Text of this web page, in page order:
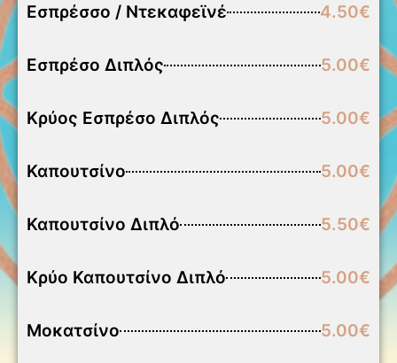
Εσπρέσσο / Ντεκαφεϊνέ 4.50€
Εσπρέσο Διπλός 5.00€
Κρύος Εσπρέσο Διπλός 5.00€
Καπουτσίνο 5.00€
Καπουτσίνο Διπλό 5.50€
Κρύο Καπουτσίνο Διπλό 5.00€
Μοκατσίνο 5.00€